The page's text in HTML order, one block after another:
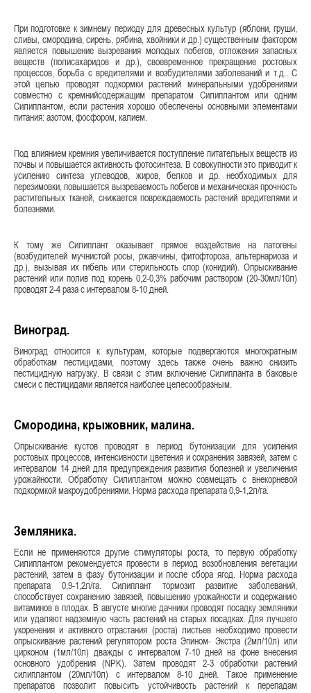
При подготовке к зимнему периоду для древесных культур (яблони, груши,
сливы, смородина, сирень, рябина, хвойники и др.) существенным фактором
является повышение вызревания молодых побегов, отложения запасных
веществ (полисахаридов и др.), своевременное прекращение ростовых
процессов, борьба с вредителями и возбудителями заболеваний и т.д.. С
этой целью проводят подкормки растений минеральными удобрениями
совместно с кремнийсодержащим препаратом Силиплантом или одним
Силиплантом, если растения хорошо обеспечены основными элементами
питания: азотом, фосфором, калием.
Под влиянием кремния увеличивается поступление питательных веществ из
почвы и повышается активность фотосинтеза. В совокупности это приводит к
усилению синтеза углеводов, жиров, белков и др. необходимых для
перезимовки, повышается вызреваемость побегов и механическая прочность
растительных тканей, снижается повреждаемость растений вредителями и
болезнями.
К тому же Силиплант оказывает прямое воздействие на патогены
(возбудителей мучнистой росы, ржавчины, фитофтороза, альтернариоза и
др.), вызывая их гибель или стерильность спор (конидий). Опрыскивание
растений или полив под корень 0,2-0,3% рабочим раствором (20-30мл/10л)
проводят 2-4 раза с интервалом 8-10 дней.
Виноград.
Виноград относится к культурам, которые подвергаются многократным
обработкам пестицидами, поэтому здесь также очень важно снизить
пестицидную нагрузку. В связи с этим включение Силипланта в баковые
смеси с пестицидами является наиболее целесообразным.
Смородина, крыжовник, малина.
Опрыскивание кустов проводят в период бутонизации для усиления
ростовых процессов, интенсивности цветения и сохранения завязей, затем с
интервалом 14 дней для предупреждения развития болезней и увеличения
урожайности. Обработку Силиплантом можно совмещать с внекорневой
подкормкой макроудобрениями. Норма расхода препарата 0,9-1,2л/га.
Земляника.
Если не применяются другие стимуляторы роста, то первую обработку
Силиплантом рекомендуется провести в период возобновления вегетации
растений, затем в фазу бутонизации и после сбора ягод. Норма расхода
препарата 0,9-1,2л/га. Силиплант тормозит развитие заболеваний,
способствует сохранению завязей, повышению урожайности и содержанию
витаминов в плодах. В августе многие дачники проводят посадку земляники
или удаляют надземную часть растений на старых посадках. Для лучшего
укоренения и активного отрастания (роста) листьев необходимо провести
опрыскивание растений регулятором роста Эпином- Экстра (2мл/10л) или
цирконом (1мл/10л) дважды с интервалом 7-10 дней на фоне внесения
основного удобрения (NPK). Затем проводят 2-3 обработки растений
силиплантом (20мл/10л) с интервалом 8-10 дней. Такое применение
препаратов позволит повысить устойчивость растений к перепадам